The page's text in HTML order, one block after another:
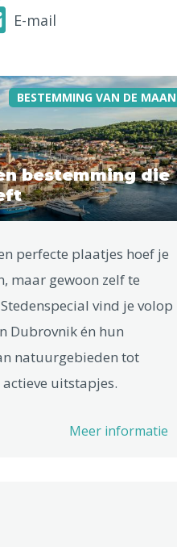
E-mail
BESTEMMING VAN DE
bestemming die
perfecte plaatjes hoef je
maar gewoon zelf te
vind je volop
Dubrovnik én hun
natuurgebieden tot
uitstapjes.
Meer informatie